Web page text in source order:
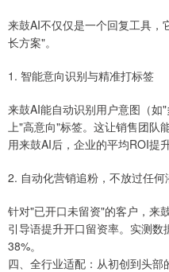
来鼓AI不仅仅是一个回复工具
长方案"。
1. 智能意向识别与精准打标签
来鼓AI能自动识别用户意图（
上"高意向"标签。这让销售团队
用来鼓AI后，企业的平均ROI提升
2. 自动化营销追粉，不放过任何
针对"已开口未留资"的客户，来
引导语提升开口留资率。实测
38%。
四、全行业适配：从初创到头部